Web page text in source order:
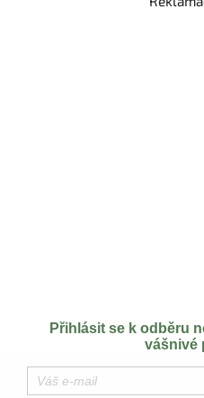
Přihlásit se k odběru
vášnivé